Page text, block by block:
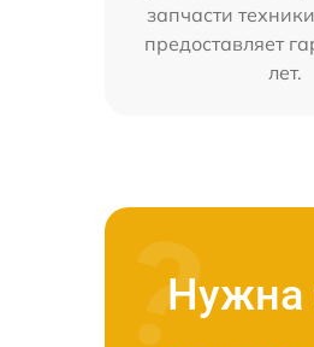
запчасти
предоставляет
лет.
Нужна